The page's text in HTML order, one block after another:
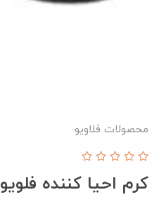
محصولات فلاویو
کرم احیا کننده فلویو 120 میلی لیتر